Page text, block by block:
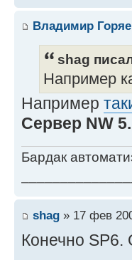
Владимир
shag
Например
Например
Сервер NW
Бардак
shag » 17 фев
Конечно SP6.